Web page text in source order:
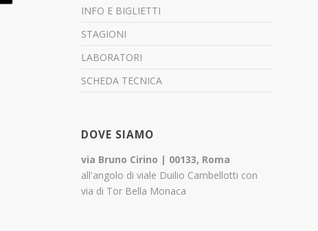
INFO E BIGLIETTI
STAGIONI
LABORATORI
SCHEDA TECNICA
DOVE SIAMO
via Bruno Cirino | 00133, Roma
all'angolo di viale Duilio Cambellotti con
via di Tor Bella Monaca